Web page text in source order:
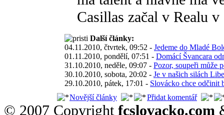
Casillas začal v Realu
Další články:
04.11.2010, čtvrtek, 09:52 - Jedeme do Mladé
01.11.2010, pondělí, 07:51 - Domácí Švancara
31.10.2010, neděle, 09:07 - Pozor, soupeři může
30.10.2010, sobota, 20:02 - Je v našich silách
29.10.2010, pátek, 17:01 - Slovácko chce odčinit
Novější články
Přidat komentář
© 2007 Copyright fcslovacko.com